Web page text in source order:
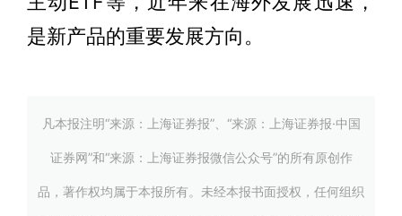
是新产品的重要发展方向。
凡本报注明“来源：上海证券报”、“来源：上海证券报·中国
证券网”和“来源：上海证券报微信公众号”的所有原创作
品，著作权均属于本报所有。未经本报书面授权，任何组织